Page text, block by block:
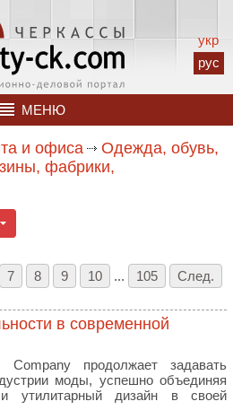
укр
рус
МЕНЮ
и офиса
Одежда, обувь,
фабрики,
7 8 9 10 ... 105 След.
в современной
продолжает задавать
моды, успешно объединяя
и утилитарный дизайн в своей